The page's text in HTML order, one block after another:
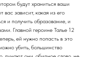
будут храниться ваши
зависит, какая из его
и получить образование, и
Главной героине Талье 12
ей нужно попасть в это
убить, большинство